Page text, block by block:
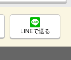
LINEで送る